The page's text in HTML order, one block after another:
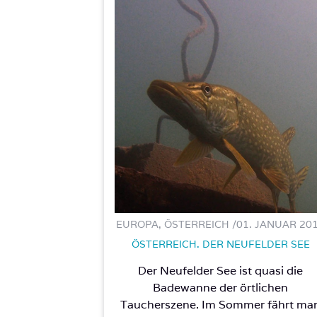
EUROPA, ÖSTERREICH /01. JANUAR
ÖSTERREICH. DER NEUFELDER SEE
Der Neufelder See ist quasi die
Badewanne der örtlichen
Taucherszene. Im Sommer fährt